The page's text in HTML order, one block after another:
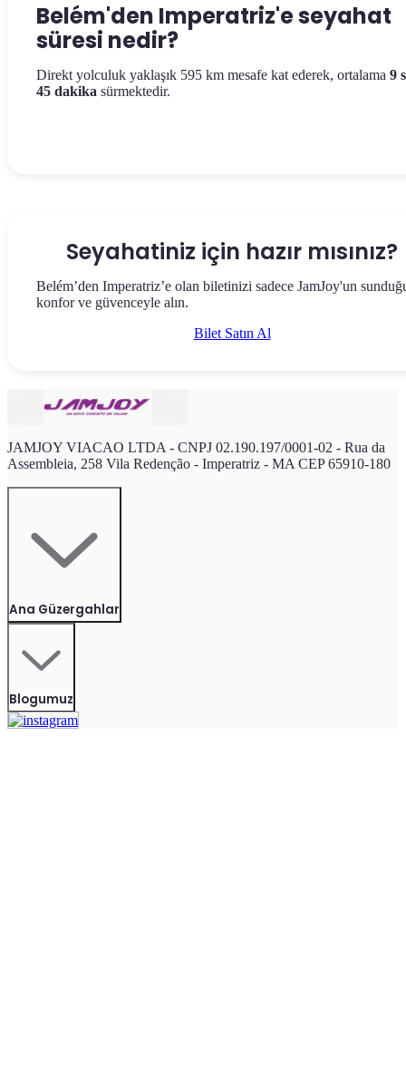
Belém'den Imperatriz'e seyahat
süresi nedir?
Direkt yolculuk yaklaşık 595 km mesafe kat ederek, ortalama 9
45 dakika sürmektedir.
Seyahatiniz için hazır mısınız?
Belém’den Imperatriz’e olan biletinizi sadece JamJoy'un
konfor ve güvenceyle alın.
Bilet Satın Al
JAMJOY VIACAO LTDA - CNPJ 02.190.197/0001-02 - Rua da
Assembleia, 258 Vila Redenção - Imperatriz - MA CEP 65910-180
Ana Güzergahlar
Blogumuz